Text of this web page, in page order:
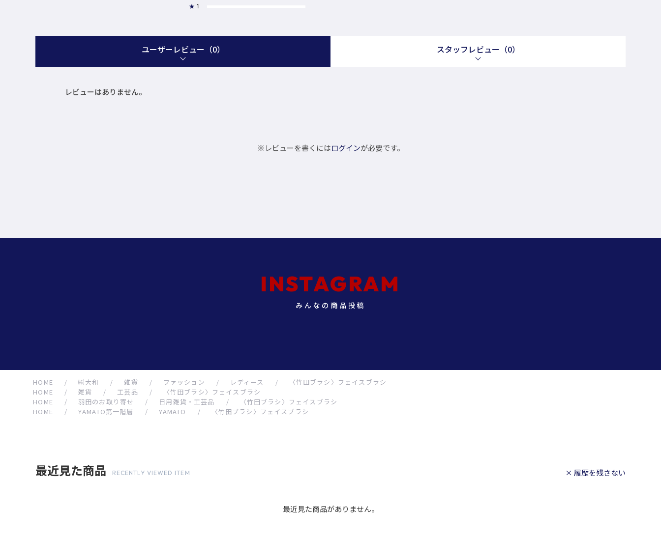
HOME / ㈱大和 / 雑貨 / ファッション / レディース /
〈竹田ブラシ〉フェイスブラシ
HOME
/ 雑貨 / 工芸品 /
〈竹田ブラシ〉フェイスブラシ
HOME
/ 羽田のお取り寄せ / 日用雑貨・工芸品 /
〈竹田ブラシ〉フェイスブラシ
HOME
/ YAMATO第一階層 / YAMATO / 〈竹田ブラシ〉フェイスブラシ
★ 1
ユーザーレビュー （0） スタッフレビュー （0）
レビューはありません。
※レビューを書くにはログインが必要です。
INSTAGRAM
みんなの商品投稿
最近見た商品 RECENTLY VIEWED ITEM × 履歴を残さない
最近見た商品がありません。